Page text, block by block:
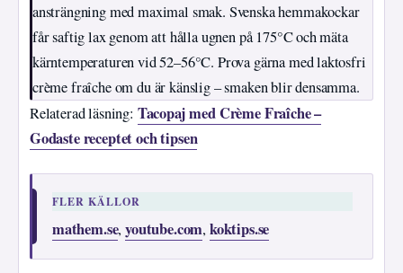
ansträngning med maximal smak. Svenska hemmakockar
får saftig lax genom att hålla ugnen på 175°C och mäta
kärntemperaturen vid 52–56°C. Prova gärna med laktosfri
crème fraîche om du är känslig – smaken blir densamma.
Relaterad läsning: Tacopaj med Crème Fraîche –
Godaste receptet och tipsen
FLER KÄLLOR
mathem.se,youtube.com, koktips.se